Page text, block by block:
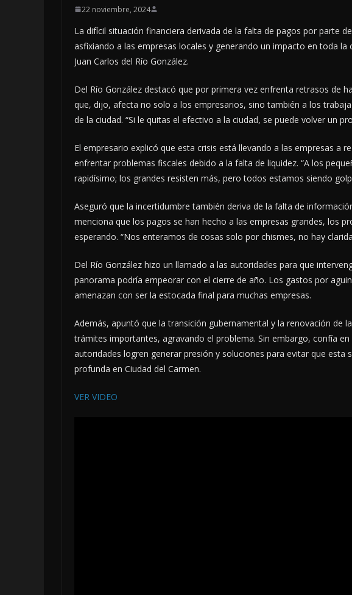
22 noviembre, 2024
La difícil situación financiera derivada de la falta de pagos por parte
asfixiando a las empresas locales y generando un impacto en toda
Juan Carlos del Río González.
Del Río González destacó que por primera vez enfrenta retrasos de
que, dijo, afecta no solo a los empresarios, sino también a los
de la ciudad. “Si le quitas el efectivo a la ciudad, se puede volver un
El empresario explicó que esta crisis está llevando a las empresas a
enfrentar problemas fiscales debido a la falta de liquidez. “A los
rapidísimo; los grandes resisten más, pero todos estamos siendo
Aseguró que la incertidumbre también deriva de la falta de
menciona que los pagos se han hecho a las empresas grandes, los
esperando. “Nos enteramos de cosas solo por chismes, no hay
Del Río González hizo un llamado a las autoridades para que
panorama podría empeorar con el cierre de año. Los gastos por
amenazan con ser la estocada final para muchas empresas.
Además, apuntó que la transición gubernamental y la renovación de
trámites importantes, agravando el problema. Sin embargo, confía
autoridades logren generar presión y soluciones para evitar que esta
profunda en Ciudad del Carmen.
VER VIDEO